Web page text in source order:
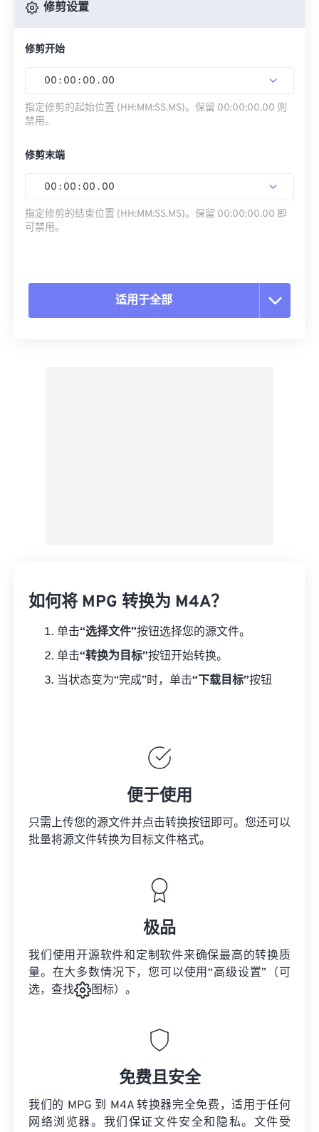
修剪设置
修剪开始
00 : 00 : 00 . 00
指定修剪的起始位置 (HH:MM:SS.MS)。保留 00:00:00.00 则
禁用。
修剪末端
00 : 00 : 00 . 00
指定修剪的结束位置 (HH:MM:SS.MS)。保留 00:00:00.00 即
可禁用。
适用于全部
如何将 MPG 转换为 M4A？
单击“选择文件”按钮选择您的源文件。
单击“转换为目标”按钮开始转换。
当状态变为“完成”时，单击“下载目标”按钮
便于使用
只需上传您的源文件并点击转换按钮即可。您还可以
批量将源文件转换为目标文件格式。
极品
我们使用开源软件和定制软件来确保最高的转换质
量。在大多数情况下，您可以使用“高级设置”（可
选，查找
图标）。
免费且安全
我们的 MPG 到 M4A 转换器完全免费，适用于任何
网络浏览器。我们保证文件安全和隐私。文件受